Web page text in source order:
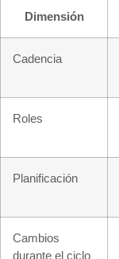
Dimensión
Cadencia
Roles
Planificación
Cambios
durante el ciclo